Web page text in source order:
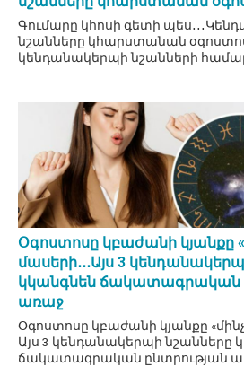
Գումարը կհոսի գետի
նշանները կհարստանան
կենդանակերպի նշանների
Օգոստոսը կբաժանի կյանքը
մասերի․․․Այս 3
կկանգնեն ճակատագրական
առաջ
Օգոստոսը կբաժանի կյանքը
Այս 3 կենդանակերպի նշանները
ճակատագրական ընտրության